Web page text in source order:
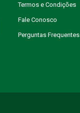
Termos e Condições
Fale Conosco
Perguntas Frequentes